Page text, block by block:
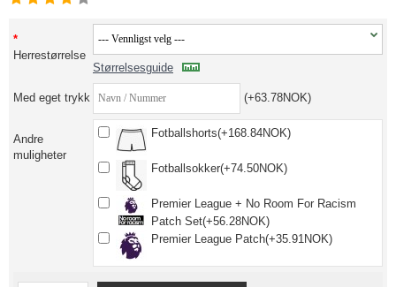
Herrestørrelse
Størrelsesguide
Med eget trykk (+63.78NOK)
Andre
muligheter
Fotballshorts(+168.84NOK)
Fotballsokker(+74.50NOK)
Premier League + No Room For Racism
Patch Set(+56.28NOK)
Premier League Patch(+35.91NOK)